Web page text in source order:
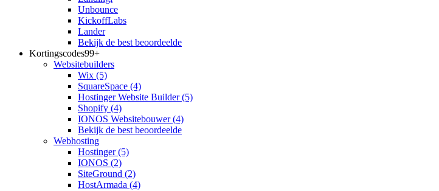
Unbounce
KickoffLabs
Lander
Bekijk de best beoordeelde
Kortingscodes99+
Websitebuilders
Wix (5)
SquareSpace (4)
Hostinger Website Builder(5)
Shopify (4)
IONOS Websitebouwer(4)
Bekijk de best beoordeelde
Webhosting
Hostinger(5)
IONOS (2)
SiteGround (2)
HostArmada (4)